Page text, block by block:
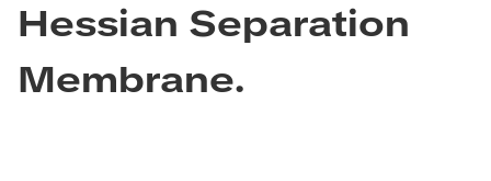
Hessian Separation
Membrane